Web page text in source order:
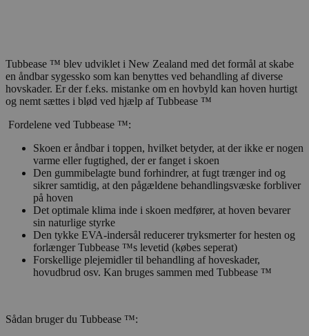
Tubbease ™ blev udviklet i New Zealand med det formål at skabe
en åndbar sygessko som kan benyttes ved behandling af diverse
hovskader. Er der f.eks. mistanke om en hovbyld kan hoven hurtigt
og nemt sættes i blød ved hjælp af Tubbease ™
Fordelene ved Tubbease ™:
Skoen er åndbar i toppen, hvilket betyder, at der ikke er nogen
varme eller fugtighed, der er fanget i skoen
Den gummibelagte bund forhindrer, at fugt trænger ind og
sikrer samtidig, at den pågældene behandlingsvæske forbliver
på hoven
Det optimale klima inde i skoen medfører, at hoven bevarer
sin naturlige styrke
Den tykke EVA-indersål reducerer tryksmerter for hesten og
forlænger Tubbease ™s levetid (købes seperat)
Forskellige plejemidler til behandling af hoveskader,
hovudbrud osv. Kan bruges sammen med Tubbease ™
Sådan bruger du Tubbease ™: